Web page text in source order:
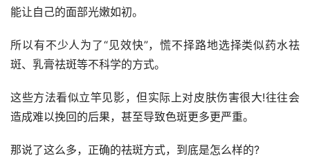
能让自己的面部光嫩如初。
所以有不少人为了“见效快”，慌不择路地选择类似药水祛
斑、乳膏祛斑等不科学的方式。
这些方法看似立竿见影，但实际上对皮肤伤害很大!往往会
造成难以挽回的后果，甚至导致色斑更多更严重。
那说了这么多，正确的祛斑方式，到底是怎么样的?